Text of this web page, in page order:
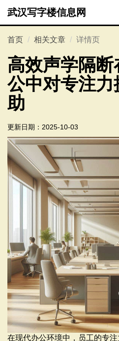
武汉写字楼信息网
首页 相关文章 详情页
高效声学隔
公中对专注
助
更新日期： 2025-10-03
在现代办公环境中，员工的专